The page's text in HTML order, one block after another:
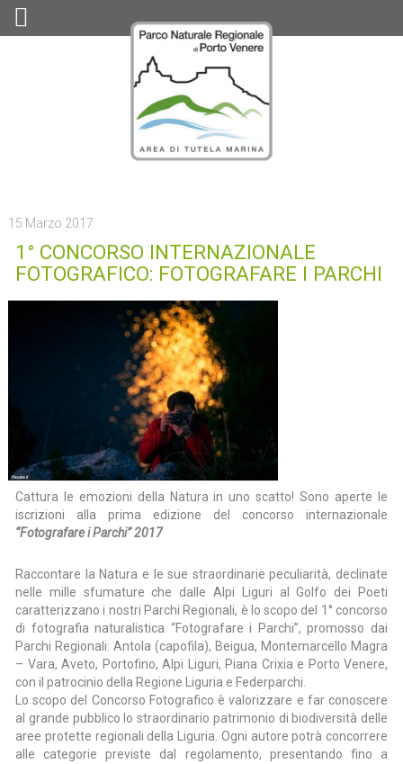
15 Marzo 2017
1° CONCORSO INTERNAZIONALE
FOTOGRAFICO: FOTOGRAFARE I PARCHI
Cattura le emozioni della Natura in uno scatto! Sono aperte le
iscrizioni alla prima edizione del concorso internazionale
“Fotografare i Parchi” 2017
Raccontare la Natura e le sue straordinarie peculiarità, declinate
nelle mille sfumature che dalle Alpi Liguri al Golfo dei Poeti
caratterizzano i nostri Parchi Regionali, è lo scopo del 1° concorso
di fotografia naturalistica “Fotografare i Parchi”, promosso dai
Parchi Regionali: Antola (capofila), Beigua, Montemarcello Magra
– Vara, Aveto, Portofino, Alpi Liguri, Piana Crixia e Porto Venere,
con il patrocinio della Regione Liguria e Federparchi.
Lo scopo del Concorso Fotografico è valorizzare e far conoscere
al grande pubblico lo straordinario patrimonio di biodiversità delle
aree protette regionali della Liguria. Ogni autore potrà concorrere
alle categorie previste dal regolamento, presentando fino a